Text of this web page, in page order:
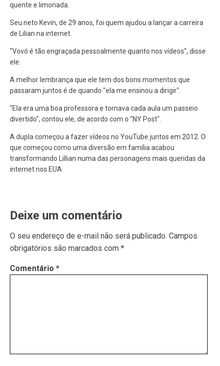
quente e limonada.
Seu neto Kevin, de 29 anos, foi quem ajudou a lançar a carreira
de Lilian na internet.
"Vovó é tão engraçada pessoalmente quanto nos vídeos", disse
ele.
A melhor lembrança que ele tem dos bons momentos que
passaram juntos é de quando "ela me ensinou a dirigir".
"Ela era uma boa professora e tornava cada aula um passeio
divertido", contou ele, de acordo com o "NY Post".
A dupla começou a fazer vídeos no YouTube juntos em 2012. O
que começou como uma diversão em família acabou
transformando Lillian numa das personagens mais queridas da
internet nos EUA.
Deixe um comentário
O seu endereço de e-mail não será publicado. Campos
obrigatórios são marcados com *
Comentário *